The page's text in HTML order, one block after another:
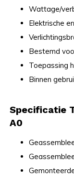
Wattage/
Elektrische
Bestemd
Toepassing
Binnen
Specificatie
A0